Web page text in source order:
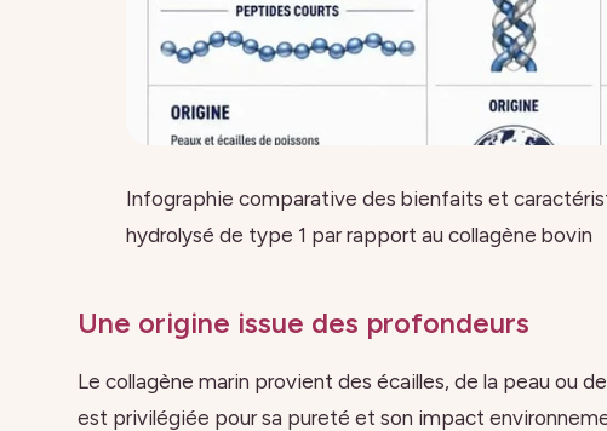
Infographie comparative des bienfaits et
hydrolysé de type 1 par rapport au collagène bovin
Une origine issue des profondeurs
Le collagène marin provient des écailles, de la peau ou
est privilégiée pour sa pureté et son impact